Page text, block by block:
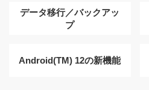
データ移行／バックアッ
プ
Android(TM) 12の新機能